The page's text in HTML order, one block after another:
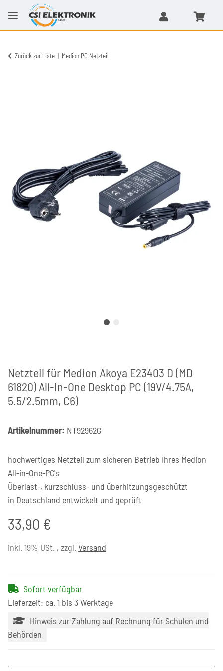
Zurück zur Liste Medion PC Netzteil
Netzteil für Medion Akoya E23403 D (MD
61820) All-in-One Desktop PC (19V/4.75A,
5.5/2.5mm, C6)
Artikelnummer: NT92962G
hochwertiges Netzteil zum sicheren Betrieb Ihres Medion
All-in-One-PC's
Überlast-, kurzschluss- und überhitzungsgeschützt
in Deutschland entwickelt und geprüft
33,90 €
inkl. 19% USt. , zzgl. Versand
Sofort verfügbar
Lieferzeit: ca. 1 bis 3 Werktage
Hinweis zur Zahlung auf Rechnung für Schulen und
Behörden